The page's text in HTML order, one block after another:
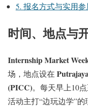
5. 报名方式与实用
时间、地点与
Internship Market
场，地点设在
(PICC)。每天早上10
活动主打“边玩边学”